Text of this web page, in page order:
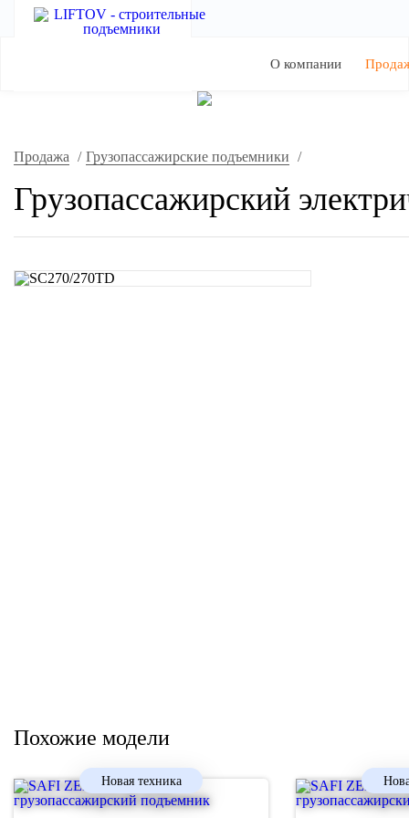
О компании
Продажа / Грузопассажирские подъемники /
Грузопассажирский
Похожие модели
Новая техника